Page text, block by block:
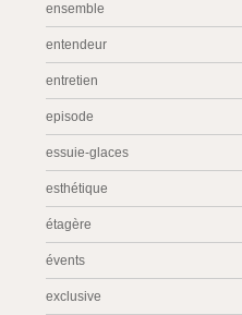
ensemble
entendeur
entretien
episode
essuie-glaces
esthétique
étagère
évents
exclusive